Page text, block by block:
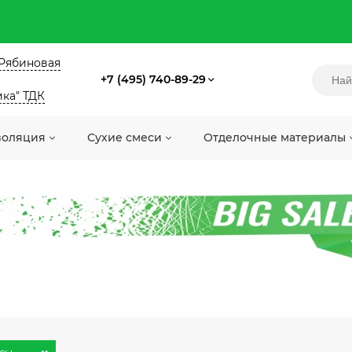
ТДК
+7 (495) 740-89-29
Сухие смеси Отделочные материалы